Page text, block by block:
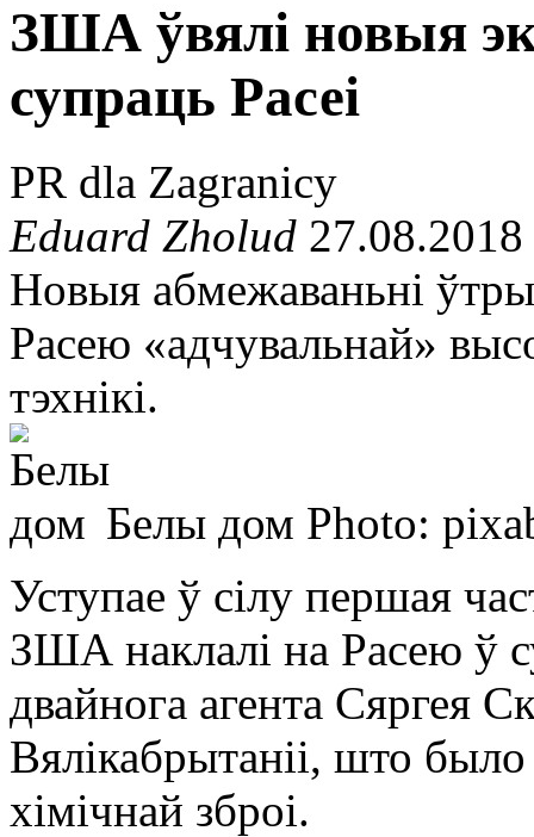
ЗША ўвялі новыя
супраць Расеі
PR dla Zagranicy
Eduard Zholud
Новыя абмежаваньні
Расею «адчувальнай»
тэхнікі.
Белы дом Photo:
Уступае ў сілу першая
ЗША наклалі на Расею ў
двайнога агента Сяргея
Вялікабрытаніі, што
хімічнай зброі.